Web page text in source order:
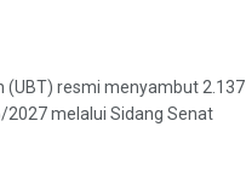
(UBT) resmi menyambut 2.137
melalui Sidang Senat